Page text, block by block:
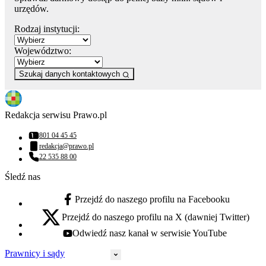
urzędów.
Rodzaj instytucji:
Województwo:
Szukaj danych kontaktowych
Redakcja serwisu Prawo.pl
Numer telefonu:
801 04 45 45
Adres email:
redakcja@prawo.pl
Numer telefonu:
22 535 88 00
Śledź nas
facebook - otwiera się w nowej karcie
Przejdź do naszego profilu na Facebooku
x - otwiera się w nowej karcie
Przejdź do naszego profilu na X (dawniej Twitter)
youtube - otwiera się w nowej karcie
Odwiedź nasz kanał w serwisie YouTube
Prawnicy i sądy